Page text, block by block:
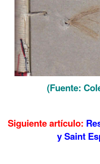
(Fuente:
Siguiente artículo:
y Saint